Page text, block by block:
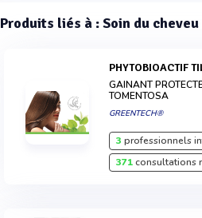
Produits liés à : Soin du
PHYTOBIOACTIF
GAINANT
TOMENTOSA
GREENTECH®
3 professionnels
371consultations